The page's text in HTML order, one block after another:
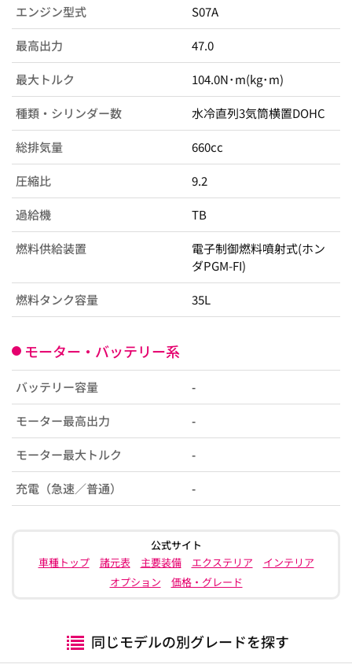
エンジン型式 S07A
最高出力 47.0
最大トルク 104.0N･m(kg･m)
種類・シリンダー数 水冷直列3気筒横置DOHC
総排気量 660cc
圧縮比 9.2
過給機 TB
燃料供給装置
電子制御燃料噴射式(ホン
ダPGM-FI)
燃料タンク容量 35L
モーター・バッテリー系
バッテリー容量 -
モーター最高出力 -
モーター最大トルク -
充電（急速／普通） -
公式サイト
車種トップ
諸元表 主要装備 エクステリア
インテリア
オプション
価格・グレード
同じモデルの別グレードを探す